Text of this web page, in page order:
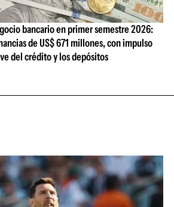
bancario en primer semestre 2026:
de US$ 671 millones, con impulso
del crédito y los depósitos